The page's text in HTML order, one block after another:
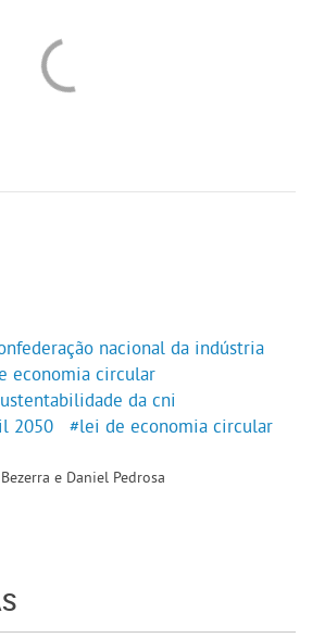
nacional da indústria
economia circular
da cni
2050
#lei de economia circular
e Daniel Pedrosa